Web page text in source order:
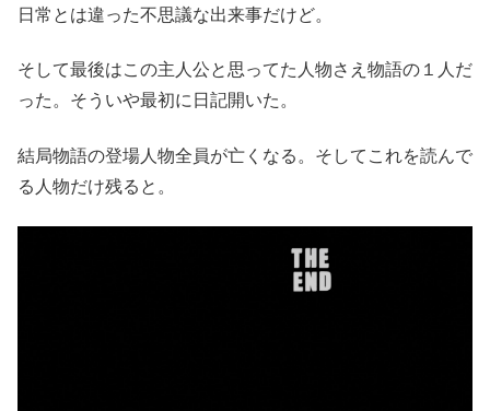
日常とは違った不思議な出来事だけど。
そして最後はこの主人公と思ってた人物さえ物語の１人だ
った。そういや最初に日記開いた。
結局物語の登場人物全員が亡くなる。そしてこれを読んで
る人物だけ残ると。